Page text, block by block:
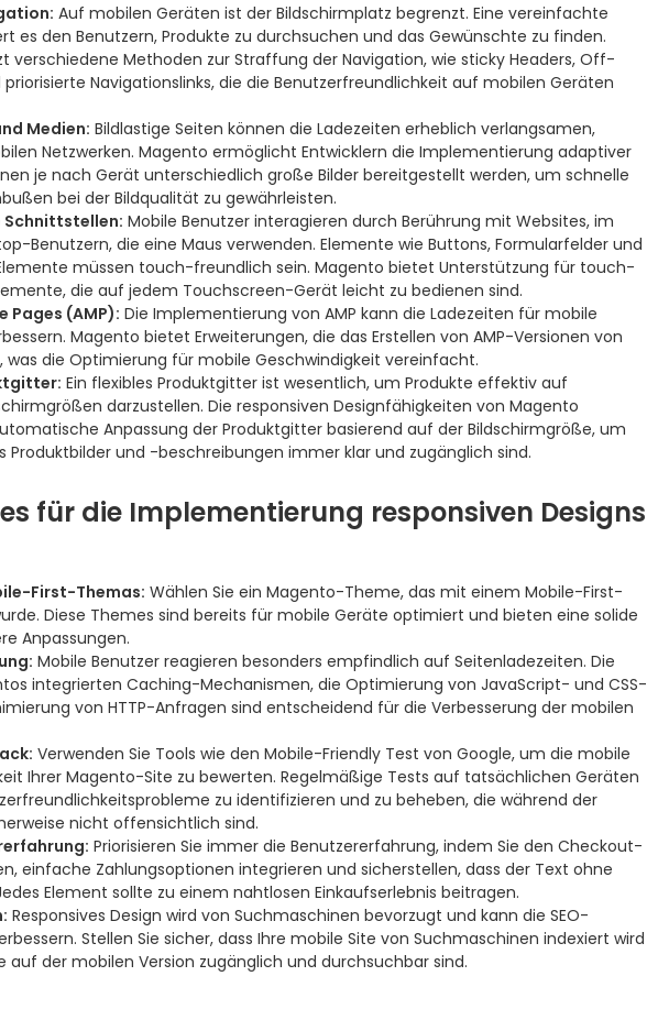
Auf mobilen Geräten ist der Bildschirmplatz begrenzt. Eine vereinfachte
es den Benutzern, Produkte zu durchsuchen und das Gewünschte zu finden.
verschiedene Methoden zur Straffung der Navigation, wie sticky Headers, Off-
Navigationslinks, die die Benutzerfreundlichkeit auf mobilen Geräten
Medien: Bildlastige Seiten können die Ladezeiten erheblich verlangsamen,
Netzwerken. Magento ermöglicht Entwicklern die Implementierung adaptiver
je nach Gerät unterschiedlich große Bilder bereitgestellt werden, um schnelle
bei der Bildqualität zu gewährleisten.
Mobile Benutzer interagieren durch Berührung mit Websites, im
Benutzern, die eine Maus verwenden. Elemente wie Buttons, Formularfelder und
müssen touch-freundlich sein. Magento bietet Unterstützung für touch-
die auf jedem Touchscreen-Gerät leicht zu bedienen sind.
Pages (AMP): Die Implementierung von AMP kann die Ladezeiten für mobile
Magento bietet Erweiterungen, die das Erstellen von AMP-Versionen von
was die Optimierung für mobile Geschwindigkeit vereinfacht.
Ein flexibles Produktgitter ist wesentlich, um Produkte effektiv auf
darzustellen. Die responsiven Designfähigkeiten von Magento
Anpassung der Produktgitter basierend auf der Bildschirmgröße, um
Produktbilder und -beschreibungen immer klar und zugänglich sind.
für die Implementierung responsiven Designs
First-Themas: Wählen Sie ein Magento-Theme, das mit einem Mobile-First-
Diese Themes sind bereits für mobile Geräte optimiert und bieten eine solide
Anpassungen.
Mobile Benutzer reagieren besonders empfindlich auf Seitenladezeiten. Die
integrierten Caching-Mechanismen, die Optimierung von JavaScript- und CSS-
von HTTP-Anfragen sind entscheidend für die Verbesserung der mobilen
Verwenden Sie Tools wie den Mobile-Friendly Test von Google, um die mobile
Ihrer Magento-Site zu bewerten. Regelmäßige Tests auf tatsächlichen Geräten
zu identifizieren und zu beheben, die während der
nicht offensichtlich sind.
Priorisieren Sie immer die Benutzererfahrung, indem Sie den Checkout-
einfache Zahlungsoptionen integrieren und sicherstellen, dass der Text ohne
Element sollte zu einem nahtlosen Einkaufserlebnis beitragen.
Responsives Design wird von Suchmaschinen bevorzugt und kann die SEO-
Stellen Sie sicher, dass Ihre mobile Site von Suchmaschinen indexiert wird
auf der mobilen Version zugänglich und durchsuchbar sind.